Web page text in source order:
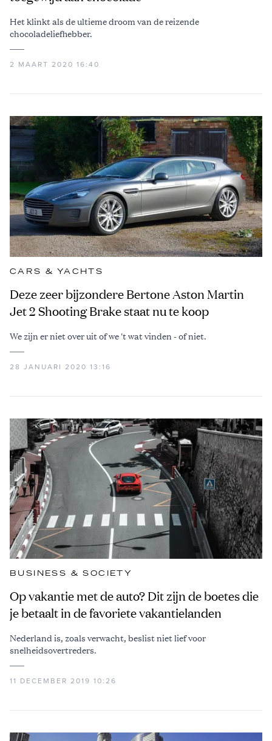
Het klinkt als de ultieme droom van de reizende
chocoladeliefhebber.
2 MAART 2020 16:40
CARS & YACHTS
Deze zeer bijzondere Bertone Aston Martin
Jet 2 Shooting Brake staat nu te koop
We zijn er niet over uit of we 't wat vinden - of niet.
28 JANUARI 2020 13:16
BUSINESS & SOCIETY
Op vakantie met de auto? Dit zijn de boetes die
je betaalt in de favoriete vakantielanden
Nederland is, zoals verwacht, beslist niet lief voor
snelheidsovertreders.
11 DECEMBER 2019 10:26